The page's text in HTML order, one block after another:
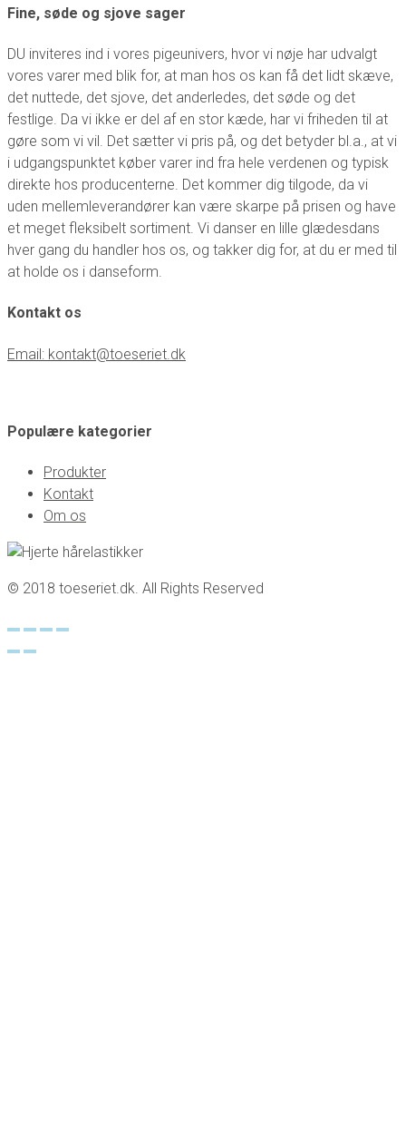
Fine, søde og sjove sager
DU inviteres ind i vores pigeunivers, hvor vi nøje har udvalgt
vores varer med blik for, at man hos os kan få det lidt skæve,
det nuttede, det sjove, det anderledes, det søde og det
festlige. Da vi ikke er del af en stor kæde, har vi friheden til at
gøre som vi vil. Det sætter vi pris på, og det betyder bl.a., at vi
i udgangspunktet køber varer ind fra hele verdenen og typisk
direkte hos producenterne. Det kommer dig tilgode, da vi
uden mellemleverandører kan være skarpe på prisen og have
et meget fleksibelt sortiment. Vi danser en lille glædesdans
hver gang du handler hos os, og takker dig for, at du er med til
at holde os i danseform.
Kontakt os
Email: kontakt@toeseriet.dk
Populære kategorier
Produkter
Kontakt
Om os
© 2018 toeseriet.dk. All Rights Reserved